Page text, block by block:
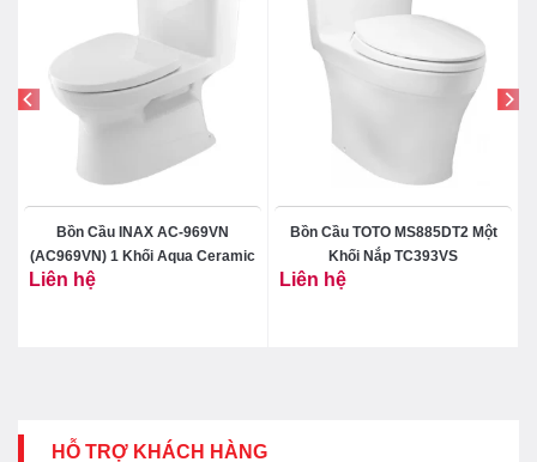
– Két nước âm tường: WH172AT
– Nắp đậy nút nhấn xả: MB174P#SS
*Bản vẽ kích thước xí bệt treo tường
*Video bồn cầu âm tường Toto CW553
TCF33320GAA WH172A
Bồn Cầu INAX AC-969VN
(AC969VN) 1 Khối Aqua Ceramic
Liên hệ
Bồn Cầu TOTO MS885DT2 Một
Khối Nắp TC393VS
Liên hệ
HỖ TRỢ KHÁCH HÀNG